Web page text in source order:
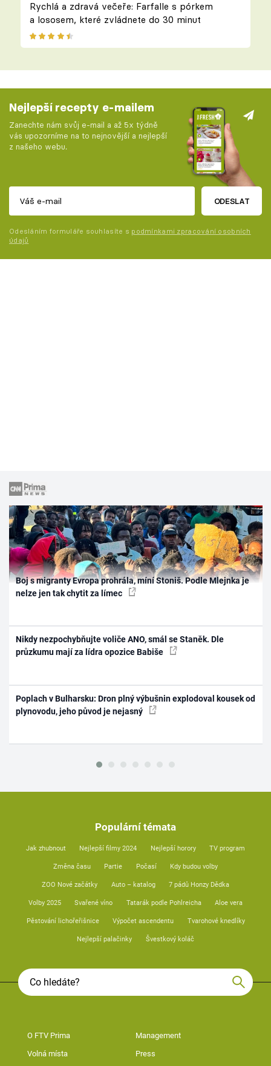
Rychlá a zdravá večeře: Farfalle s pórkem
a lososem, které zvládnete do 30 minut
Nejlepší recepty e-mailem
Zanechte nám svůj e-mail a až 5x týdně
vás upozorníme na to nejnovější a nejlepší
z našeho webu.
ODESLAT
Odesláním formuláře souhlasíte s podmínkami zpracování osobních
údajů
Boj s migranty Evropa prohrála, míní Stoniš. Podle Mlejnka je
nelze jen tak chytit za límec
Nikdy nezpochybňujte voliče ANO, smál se Staněk. Dle
průzkumu mají za lídra opozice Babiše
Poplach v Bulharsku: Dron plný výbušnin explodoval kousek od
plynovodu, jeho původ je nejasný
Populární témata
Jak zhubnout Nejlepší filmy 2024 Nejlepší horory TV program
Změna času Partie Počasí Kdy budou volby
ZOO Nové začátky Auto – katalog 7 pádů Honzy Dědka
Volby 2025 Svařené víno Tatarák podle Pohlreicha Aloe vera
Pěstování lichořeřišnice Výpočet ascendentu Tvarohové knedlíky
Nejlepší palačinky Švestkový koláč
O FTV Prima Management
Volná místa Press